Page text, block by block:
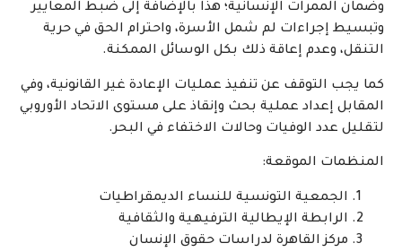
وضمان الممرات الإنسانية؛ هذا بالإضافة إلى ضبط المعايير
وتبسيط إجراءات لم شمل الأسرة، واحترام الحق في حرية
التنقل، وعدم إعاقة ذلك بكل الوسائل الممكنة.
كما يجب التوقف عن تنفيذ عمليات الإعادة غير القانونية، وفي
المقابل إعداد عملية بحث وإنقاذ على مستوى الاتحاد الأوروبي
لتقليل عدد الوفيات وحالات الاختفاء في البحر.
المنظمات الموقعة:
الجمعية التونسية للنساء الديمقراطيات
الرابطة الإيطالية الترفيهية والثقافية
مركز القاهرة لدراسات حقوق الإنسان